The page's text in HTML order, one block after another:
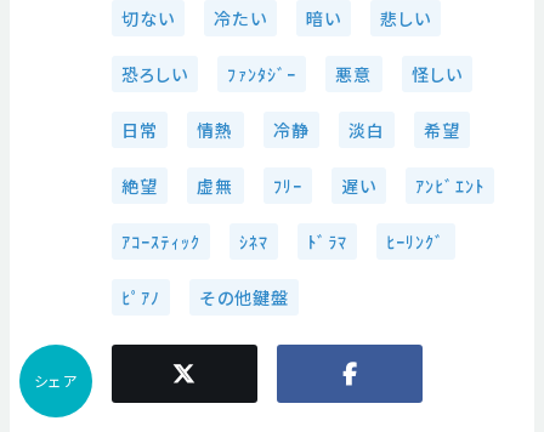
切ない 冷たい 暗い 悲しい
恐ろしい ﾌｧﾝﾀｼﾞｰ 悪意 怪しい
日常 情熱 冷静 淡白 希望
絶望 虚無 ﾌﾘｰ 遅い ｱﾝﾋﾞｴﾝﾄ
ｱｺｰｽﾃｨｯｸ ｼﾈﾏ ﾄﾞﾗﾏ ﾋｰﾘﾝｸﾞ
ﾋﾟｱﾉ その他鍵盤
シェア